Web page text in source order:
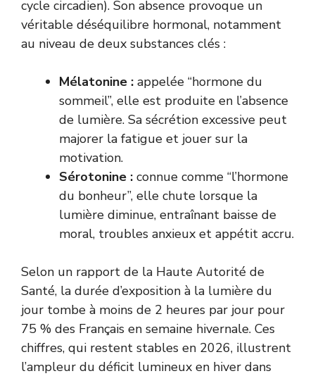
cycle circadien). Son absence provoque un
véritable déséquilibre hormonal, notamment
au niveau de deux substances clés :
Mélatonine : appelée “hormone du
sommeil”, elle est produite en l’absence
de lumière. Sa sécrétion excessive peut
majorer la fatigue et jouer sur la
motivation.
Sérotonine : connue comme “l’hormone
du bonheur”, elle chute lorsque la
lumière diminue, entraînant baisse de
moral, troubles anxieux et appétit accru.
Selon un rapport de la Haute Autorité de
Santé, la durée d’exposition à la lumière du
jour tombe à moins de 2 heures par jour pour
75 % des Français en semaine hivernale. Ces
chiffres, qui restent stables en 2026, illustrent
l’ampleur du déficit lumineux en hiver dans